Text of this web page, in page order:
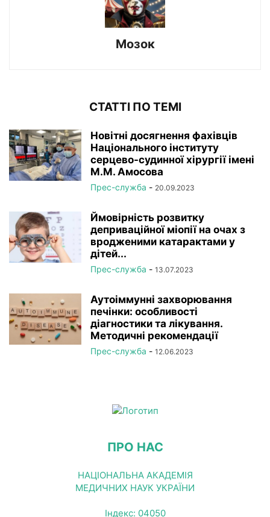
Мозок
СТАТТІ ПО ТЕМІ
Новітні досягнення фахівців
Національного інституту
серцево-судинної хірургії імeні
М.М. Амосова
Прес-служба - 20.09.2023
Ймовірність розвитку
деприваційної міопії на очах з
вродженими катарактами у
дітей...
Прес-служба - 13.07.2023
Аутоіммунні захворювання
печінки: особливості
діагностики та лікування.
Методичні рекомендації
Прес-служба - 12.06.2023
ПРО НАС
НАЦІОНАЛЬНА АКАДЕМІЯ
МЕДИЧНИХ НАУК УКРАЇНИ
Індекс: 04050